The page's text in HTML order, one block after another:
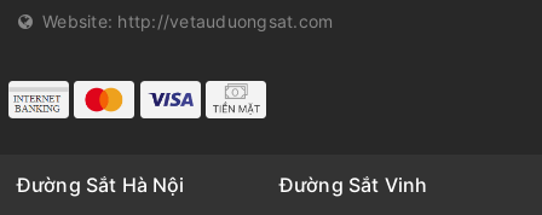
Website: http://vetauduongsat.com
Đường Sắt Hà Nội Đường Sắt Vinh